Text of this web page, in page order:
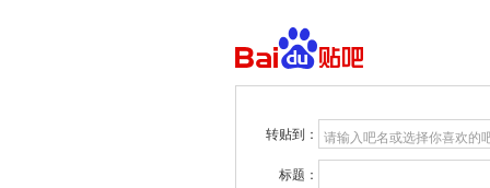
转贴到： 请输入吧名或选择你喜欢的
标题：